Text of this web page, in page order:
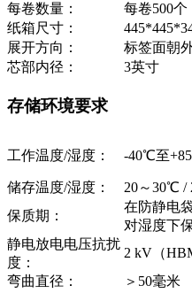
每卷数量：
每卷500个
纸箱尺寸：
展开方向：
标签面朝
芯部内径：
3英寸
存储环境要求
工作温度/湿度： -40℃至
储存温度/湿度：
20～30℃ /
保质期：
在防静电
对湿度下
静电放电电压抗扰
度：
2 kV（
弯曲直径：
＞50毫米